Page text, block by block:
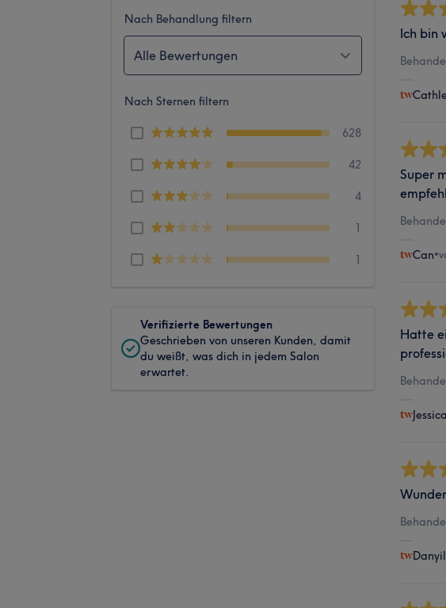
Nach Behandlung filtern
Alle Bewertungen
Nach Sternen filtern
628
42
4
1
1
Verifizierte Bewertungen
Geschrieben von unseren Kunden, damit
du weißt, was dich in jedem Salon
erwartet.
Ich bin
Super
Can•
Hatte
Jessica
Danyil